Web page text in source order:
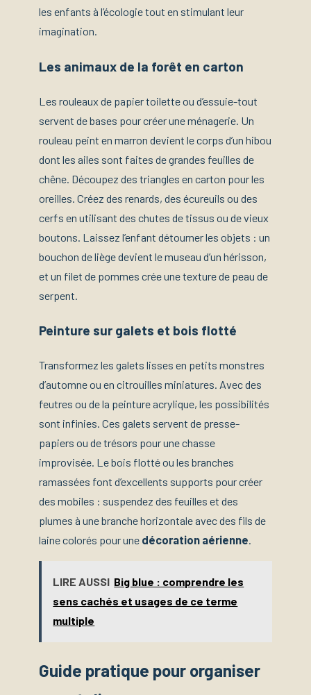
les enfants à l’écologie tout en stimulant leur
imagination.
Les animaux de la forêt en carton
Les rouleaux de papier toilette ou d’essuie-tout
servent de bases pour créer une ménagerie. Un
rouleau peint en marron devient le corps d’un hibou
dont les ailes sont faites de grandes feuilles de
chêne. Découpez des triangles en carton pour les
oreilles. Créez des renards, des écureuils ou des
cerfs en utilisant des chutes de tissus ou de vieux
boutons. Laissez l’enfant détourner les objets : un
bouchon de liège devient le museau d’un hérisson,
et un filet de pommes crée une texture de peau de
serpent.
Peinture sur galets et bois flotté
Transformez les galets lisses en petits monstres
d’automne ou en citrouilles miniatures. Avec des
feutres ou de la peinture acrylique, les possibilités
sont infinies. Ces galets servent de presse-
papiers ou de trésors pour une chasse
improvisée. Le bois flotté ou les branches
ramassées font d’excellents supports pour créer
des mobiles : suspendez des feuilles et des
plumes à une branche horizontale avec des fils de
laine colorés pour une décoration aérienne
LIRE AUSSI Big blue : comprendre les
sens cachés et usages de ce terme
multiple
Guide pratique pour organiser